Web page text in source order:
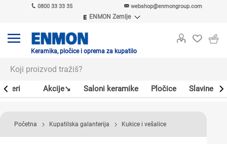
0800 33 33 35 webshop@enmongroup.com
ENMON Zemlje
ENMON MKD
Keramika, pločice i oprema za kupatilo
Akcije↘ Saloni keramike Pločice Slavine
Početna Kupatilska galanterija Kukice i vešalice